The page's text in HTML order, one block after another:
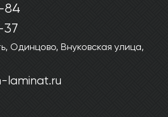
84
Одинцово, Внуковская улица,
laminat.ru